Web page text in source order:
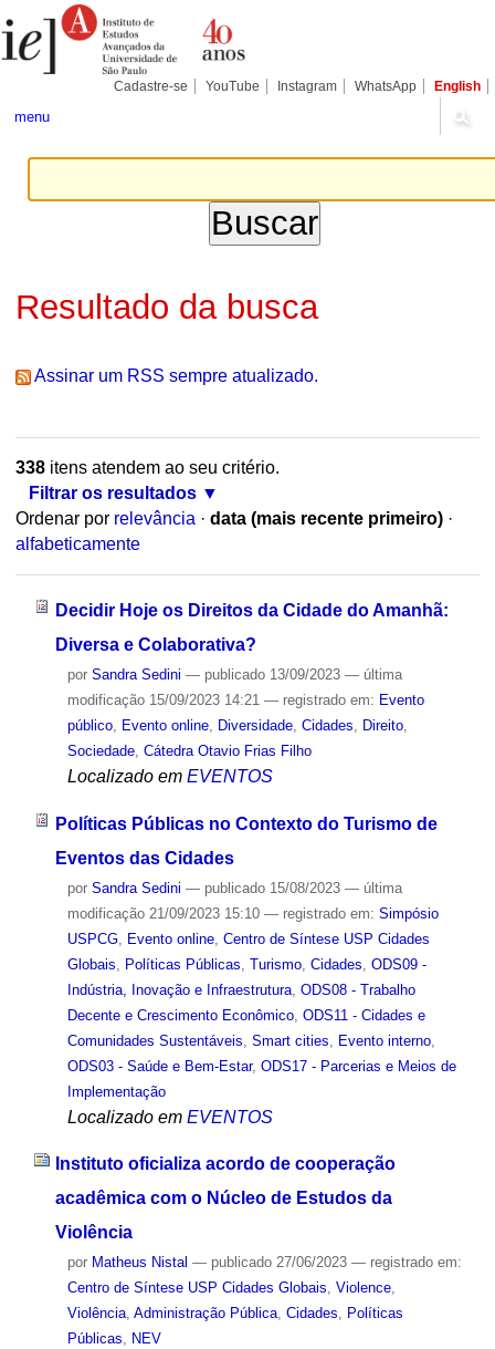
para
conteúdo.
Pessoais
Cadastre-se YouTube Instagram WhatsApp English
menu
Resultado da busca
Assinar um RSS sempre atualizado.
338itens atendem ao seu critério.
Filtrar os resultados
Ordenar por relevância · data (mais recente primeiro) ·
alfabeticamente
Decidir Hoje os Direitos da Cidade do Amanhã:
Diversa e Colaborativa?
por Sandra Sedini — publicado13/09/2023 — última
modificação15/09/2023 14:21 — registrado em: Evento
público, Evento online, Diversidade, Cidades Direito,
Sociedade, Cátedra Otavio Frias Filho
Localizado em EVENTOS
Políticas Públicas no Contexto do Turismo de
Eventos das Cidades
por Sandra Sedini — publicado15/08/2023 — última
modificação21/09/2023 15:10 — registrado em: Simpósio
USPCG, Evento online, Centro de Síntese USP Cidades
Globais
Políticas Públicas Turismo, Cidades ODS09 -
Indústria, Inovação e Infraestrutura, ODS08 - Trabalho
Decente e Crescimento Econômico, ODS11 - Cidades e
Comunidades Sustentáveis Smart cities Evento interno,
ODS03 - Saúde e Bem-Estar, ODS17 - Parcerias e Meios de
Implementação
Localizado em EVENTOS
Instituto oficializa acordo de cooperação
acadêmica com o Núcleo de Estudos da
Violência
por Matheus Nistal — publicado27/06/2023 — registrado em:
Centro de Síntese USP Cidades Globais, Violence,
Violência, Administração Pública, Cidades, Políticas
Públicas, NEV